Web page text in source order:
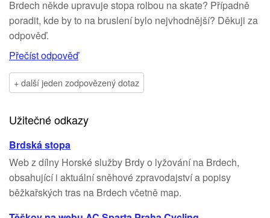
Brdech někde upravuje stopa rolbou na skate? Případně
poradit, kde by to na bruslení bylo nejvhodnější? Děkuji za
odpověď.
Přečíst odpověď
+ další jeden zodpovězený dotaz
Užitečné odkazy
Brdská stopa
Web z dílny Horské služby Brdy o lyžování na Brdech,
obsahující i aktuální sněhové zpravodajství a popisy
běžkařských tras na Brdech včetně map.